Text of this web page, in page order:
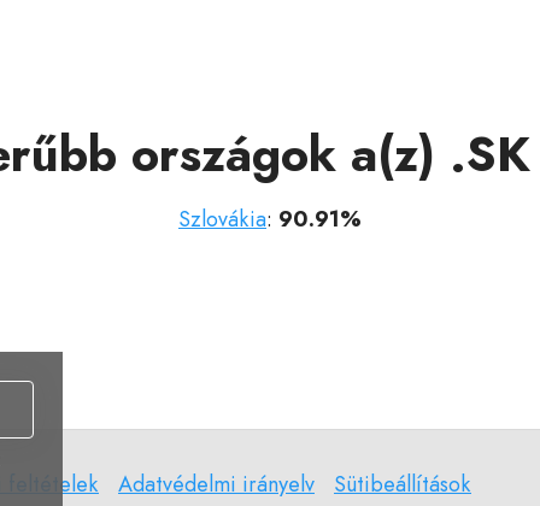
országok a(z)
Szlovákia: 90.91%
feltételek
Adatvédelmi
Adatvédelmi irányelv Sütibeállítások
Sütibeállítások